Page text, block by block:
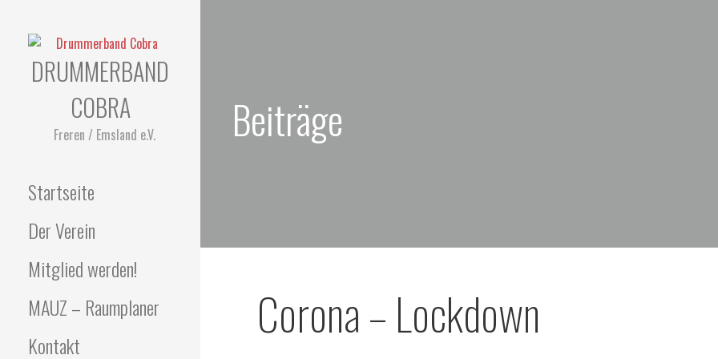
DRUMMERBAND
COBRA
Freren / Emsland e.V.
Startseite
Der Verein
Mitglied werden!
MAUZ – Raumplaner
Kontakt
Beiträge
Corona – Lockdown